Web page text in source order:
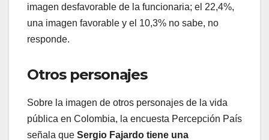
imagen desfavorable de la funcionaria; el 22,4%,
una imagen favorable y el 10,3% no sabe, no
responde.
Otros personajes
Sobre la imagen de otros personajes de la vida
pública en Colombia, la encuesta Percepción País
señala que Sergio Fajardo tiene una